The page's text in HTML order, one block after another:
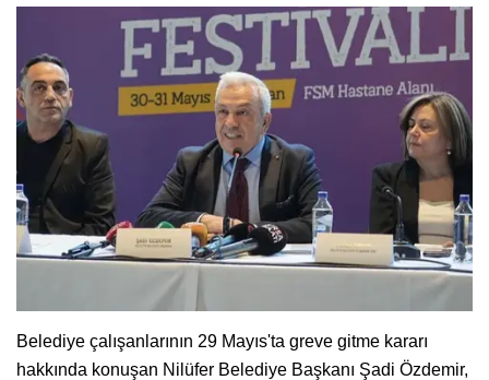
Belediye çalışanlarının 29 Mayıs'ta greve gitme kararı
hakkında konuşan Nilüfer Belediye Başkanı Şadi Özdemir,